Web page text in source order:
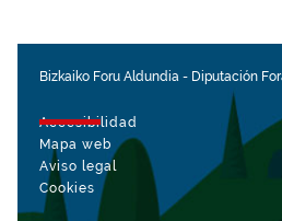
Bizkaiko Foru Aldundia - Diputación
Accesibilidad
Mapa web
Aviso legal
Cookies